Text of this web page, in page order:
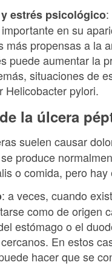
estrés psicológico
en su
más propensas a la
puede aumentar la
situaciones de
Helicobacter pylori.
de la úlcera
suelen causar
produce
o comida, pero hay
: a veces, cuando
como de origen
estómago o el
En estos
hacer que se